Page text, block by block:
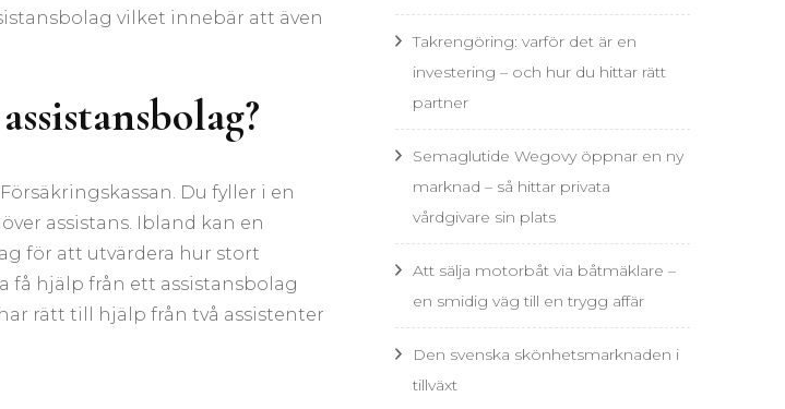
vilket innebär att även
Du fyller i en
assistans. Ibland kan en
för att utvärdera hur stort
få hjälp från ett assistansbolag
rätt till hjälp från två assistenter
Takrengöring: varför det är en
investering – och hur du hittar rätt
partner
Semaglutide Wegovy öppnar en ny
marknad – så hittar privata
vårdgivare sin plats
Att sälja motorbåt via båtmäklare –
en smidig väg till en trygg affär
Den svenska skönhetsmarknaden i
tillväxt